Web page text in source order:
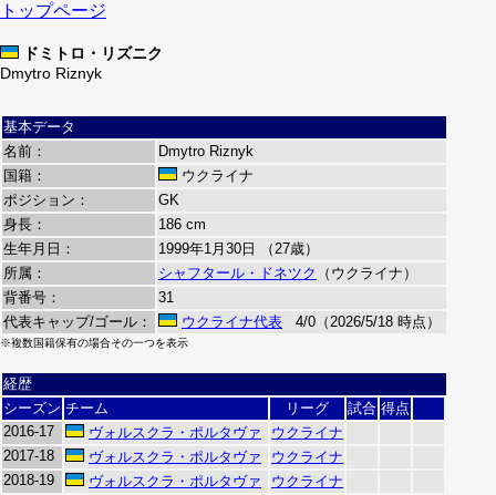
トップページ
ドミトロ・リズニク
Dmytro Riznyk
基本データ
名前：
Dmytro Riznyk
国籍：
ウクライナ
ポジション：
GK
身長：
186 cm
生年月日：
1999年1月30日 （27歳）
所属：
シャフタール・ドネツク
（ウクライナ）
背番号：
31
代表キャップ/ゴール：
ウクライナ代表 4/0（2026/5/18 時点）
※複数国籍保有の場合その一つを表示
経歴
シーズン チーム リーグ 試合 得点
2016-17
ヴォルスクラ・ポルタヴァ
ウクライナ
2017-18
ヴォルスクラ・ポルタヴァ
ウクライナ
2018-19
ヴォルスクラ・ポルタヴァ
ウクライナ